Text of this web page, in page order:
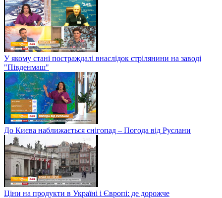
У якому стані постраждалі внаслідок стрілянини на заводі
"Південмаш"
До Києва наближається снігопад – Погода від Руслани
Ціни на продукти в Україні і Європі: де дорожче